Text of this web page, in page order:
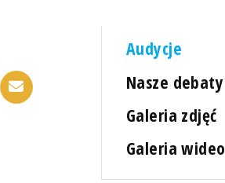
Audycje
Nasze debaty
Galeria zdjęć
Galeria wideo